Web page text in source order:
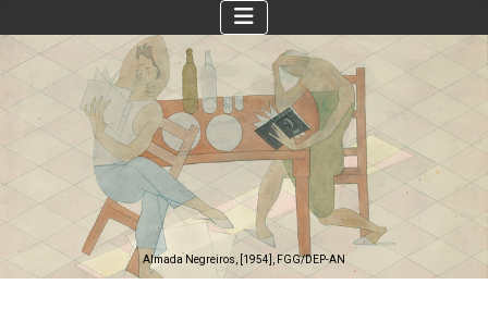
Almada Negreiros, [1954], FGG/DEP-AN